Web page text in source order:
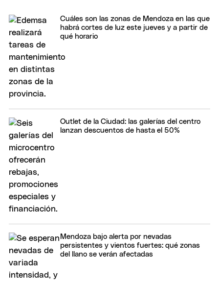
Cuáles son las zonas de Mendoza en las que
habrá cortes de luz este jueves y a partir de
qué horario
Outlet de la Ciudad: las galerías del centro
lanzan descuentos de hasta el 50%
Mendoza bajo alerta por nevadas
persistentes y vientos fuertes: qué zonas
del llano se verán afectadas